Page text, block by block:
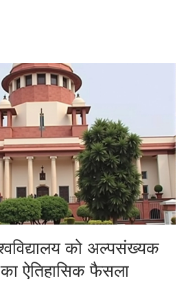
को अल्पसंख्यक
का ऐतिहासिक फैसला